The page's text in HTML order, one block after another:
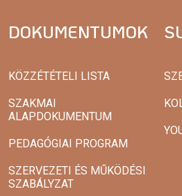
DOKUMENTUMOK
KÖZZÉTÉTELI LISTA
SZAKMAI
ALAPDOKUMENTUM
PEDAGÓGIAI PROGRAM
SZERVEZETI ÉS MŰKÖDÉSI
SZABÁLYZAT